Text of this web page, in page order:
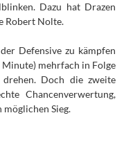
Dazu hat Drazen
Robert Nolte.
Defensive zu kämpfen
mehrfach in Folge
Doch die zweite
Chancenverwertung,
Sieg.